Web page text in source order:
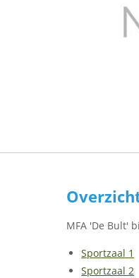
MFA 'De Bult'
Sportzaal 1
Sportzaal 2